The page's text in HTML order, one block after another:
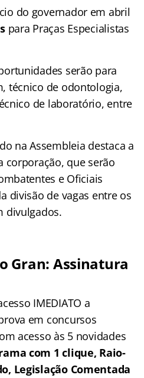
do governador em abril
para Praças Especialistas
serão para
técnico de odontologia,
de laboratório, entre
na Assembleia destaca a
corporação, que serão
e Oficiais
divisão de vagas entre os
divulgados.
Gran: Assinatura
IMEDIATO a
em concursos
acesso às 5 novidades
com 1 clique, Raio-
Legislação Comentada